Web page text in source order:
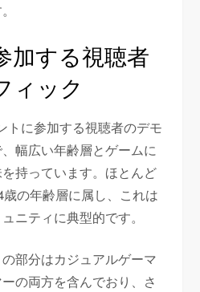
加する視聴者
ィック
トに参加する視聴者のデモ
幅広い年齢層とゲームに
持っています。ほとんど
の年齢層に属し、これは
ニティに典型的です。
部分はカジュアルゲーマ
の両方を含んでおり、さ